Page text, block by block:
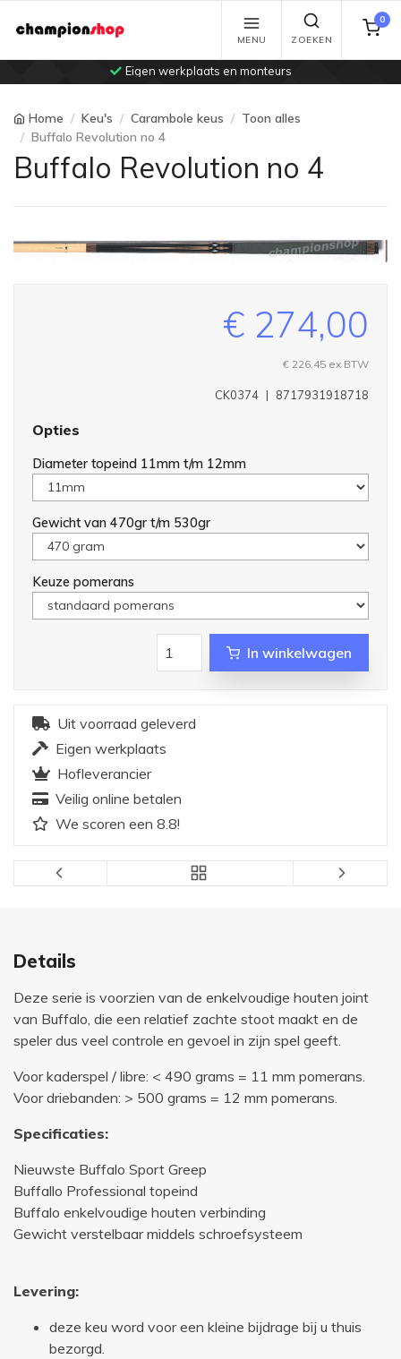
Eigen werkplaats en monteurs
MENU ZOEKEN
0
Home Keu's Carambole keus
Toon alles
Buffalo Revolution no 4
Buffalo Revolution no 4
€ 274,00
€ 226,45 ex BTW
8717931918718
|
CK0374
Opties
Diameter topeind 11mm t/m 12mm
Gewicht van 470gr t/m 530gr
Keuze pomerans
In winkelwagen
Uit voorraad geleverd
Eigen werkplaats
Hofleverancier
Veilig online betalen
We scoren een 8.8!
Details
Deze serie is voorzien van de enkelvoudige houten joint
van Buffalo, die een relatief zachte stoot maakt en de
speler dus veel controle en gevoel in zijn spel geeft.
Voor kaderspel / libre: < 490 grams = 11 mm pomerans.
Voor driebanden: > 500 grams = 12 mm pomerans.
Specificaties:
Nieuwste Buffalo Sport Greep
Buffallo Professional topeind
Buffalo enkelvoudige houten verbinding
Gewicht verstelbaar middels schroefsysteem
Levering:
deze keu word voor een kleine bijdrage bij u thuis
bezorgd.